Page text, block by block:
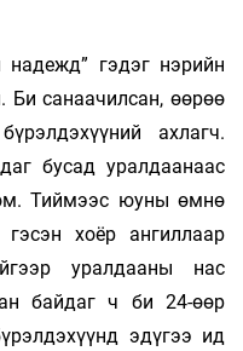
гэдэг нэрийн
Би санаачилсан, өөрөө
ахлагч.
бусад уралдаанаас
Тиймээс юуны өмнө
хоёр ангиллаар
уралдааны нас
байдаг ч би 24-өөр
эдүгээ ид